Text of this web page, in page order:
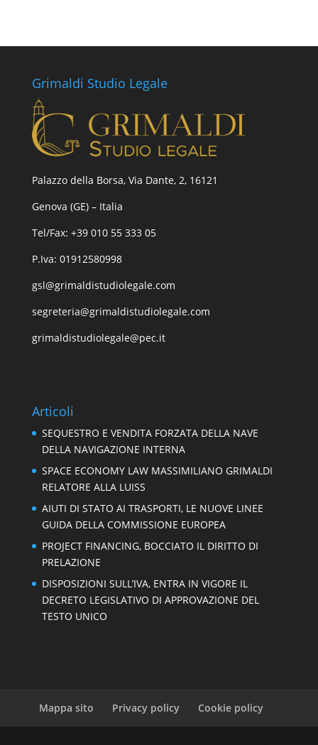
Grimaldi Studio Legale
Palazzo della Borsa, Via Dante, 2, 16121
Genova (GE) – Italia
Tel/Fax: +39 010 55 333 05
P.Iva: 01912580998
gsl@grimaldistudiolegale.com
segreteria@grimaldistudiolegale.com
grimaldistudiolegale@pec.it
Articoli
SEQUESTRO E VENDITA FORZATA DELLA NAVE
DELLA NAVIGAZIONE INTERNA
SPACE ECONOMY LAW MASSIMILIANO GRIMALDI
RELATORE ALLA LUISS
AIUTI DI STATO AI TRASPORTI, LE NUOVE LINEE
GUIDA DELLA COMMISSIONE EUROPEA
PROJECT FINANCING, BOCCIATO IL DIRITTO DI
PRELAZIONE
DISPOSIZIONI SULL’IVA, ENTRA IN VIGORE IL
DECRETO LEGISLATIVO DI APPROVAZIONE DEL
TESTO UNICO
Mappa sito Privacy policy Cookie policy